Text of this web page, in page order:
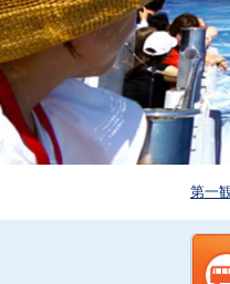
第一